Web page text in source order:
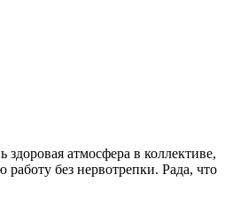
атмосфера в коллективе,
без нервотрепки. Рада, что